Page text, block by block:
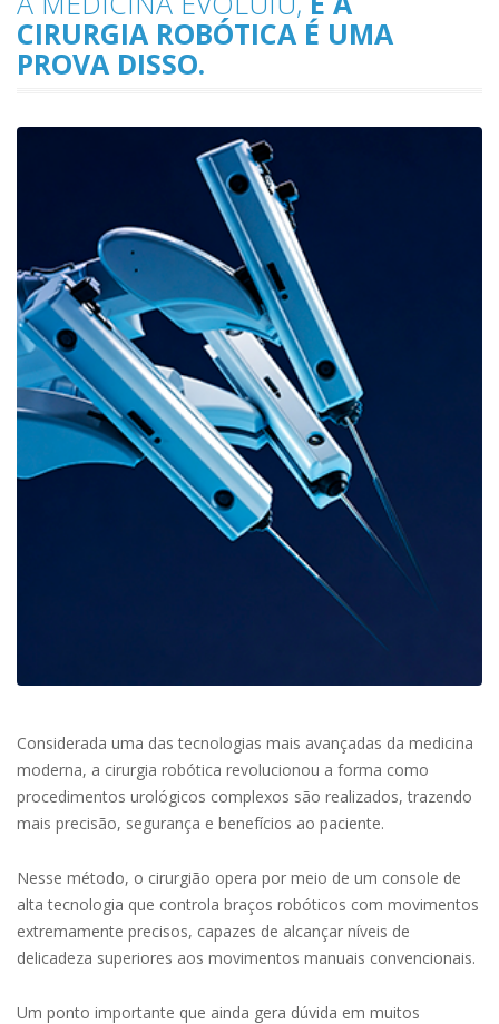
CIRURGIA ROBÓTICA É UMA
PROVA DISSO.
Considerada uma das tecnologias mais avançadas da medicina
moderna, a cirurgia robótica revolucionou a forma como
procedimentos urológicos complexos são realizados, trazendo
mais precisão, segurança e benefícios ao paciente.
Nesse método, o cirurgião opera por meio de um console de
alta tecnologia que controla braços robóticos com movimentos
extremamente precisos, capazes de alcançar níveis de
delicadeza superiores aos movimentos manuais convencionais.
Um ponto importante que ainda gera dúvida em muitos